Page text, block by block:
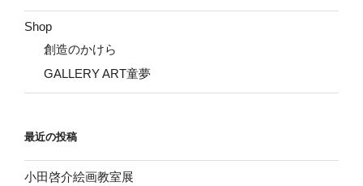
Shop
創造のかけら
GALLERY ART童夢
最近の投稿
小田啓介絵画教室展